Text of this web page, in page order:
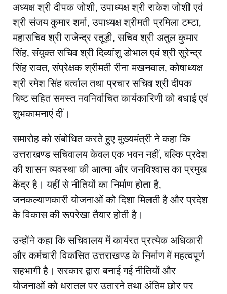
अध्यक्ष श्री दीपक जोशी, उपाध्यक्ष श्री राकेश जोशी एवं
श्री संजय कुमार शर्मा, उपाध्यक्ष श्रीमती प्रमिला टम्टा,
महासचिव श्री राजेन्द्र रतूड़ी, सचिव श्री अतुल कुमार
सिंह, संयुक्त सचिव श्री दिव्यांशु डोभाल एवं श्री सुरेन्द्र
सिंह रावत, संप्रेक्षक श्रीमती रीना मखनवाल, कोषाध्यक्ष
श्री रमेश सिंह बर्त्वाल तथा प्रचार सचिव श्री दीपक
बिष्ट सहित समस्त नवनिर्वाचित कार्यकारिणी को बधाई एवं
शुभकामनाएं दीं।
समारोह को संबोधित करते हुए मुख्यमंत्री ने कहा कि
उत्तराखण्ड सचिवालय केवल एक भवन नहीं, बल्कि प्रदेश
की शासन व्यवस्था की आत्मा और जनविश्वास का प्रमुख
केंद्र है। यहीं से नीतियों का निर्माण होता है,
जनकल्याणकारी योजनाओं को दिशा मिलती है और प्रदेश
के विकास की रूपरेखा तैयार होती है।
उन्होंने कहा कि सचिवालय में कार्यरत प्रत्येक अधिकारी
और कर्मचारी विकसित उत्तराखण्ड के निर्माण में महत्वपूर्ण
सहभागी है। सरकार द्वारा बनाई गई नीतियों और
योजनाओं को धरातल पर उतारने तथा अंतिम छोर पर